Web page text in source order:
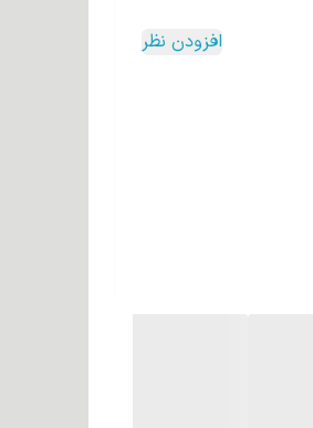
ریزترین سایز موجود
سوء محیطی بر روی مو
افزودن نظر